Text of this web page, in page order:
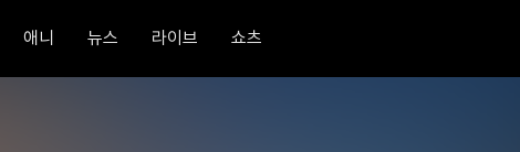
애니 뉴스 라이브 쇼츠